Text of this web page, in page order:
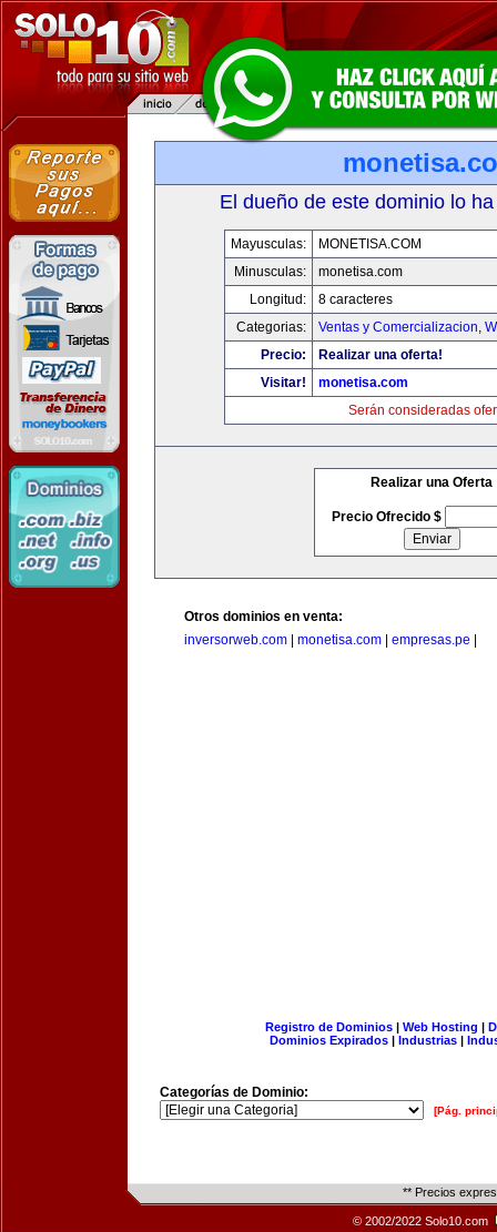
El dueño de este dominio lo
Mayusculas:
MONETISA.COM
Minusculas:
monetisa.com
Longitud:
8 caracteres
Categorias:
Ventas y Comercializacion,
Precio:
Realizar una oferta!
Visitar!
monetisa.com
Serán consideradas
Realizar una Oferta
Precio Ofrecido $
Otros dominios en venta:
inversorweb.com
monetisa.com empresas.pe
Registro de Dominios| Web Hosting |
Dominios Expirados | Industrias |
Categorías de Dominio:
[Pág.
** Precios
© 2002/2022 Solo10.com